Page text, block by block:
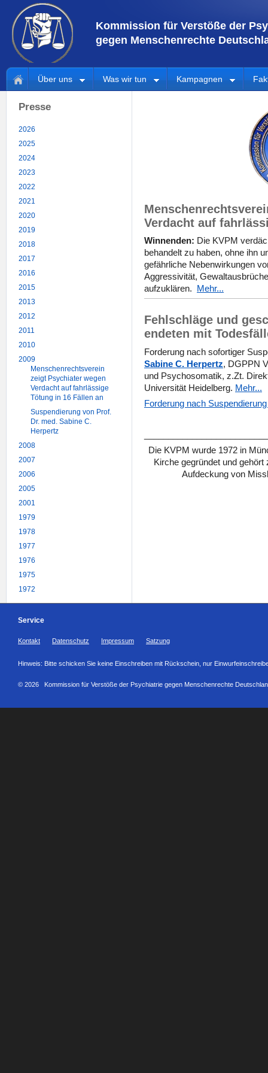
Kommission für Verstöße der
gegen Menschenrechte
Über uns Was wir tun Kampagnen
Presse
2026
2025
2024
2023
2022
2021
2020
2019
2018
2017
2016
2015
2013
2012
2011
2010
2009
Menschenrechtsverein
zeigt Psychiater wegen
Verdacht auf fahrlässige
Tötung in 16 Fällen an
Suspendierung von Prof.
Dr. med. Sabine C.
Herpertz
2008
2007
2006
2005
2001
1979
1978
1977
1976
1975
1972
Verdacht auf
Winnenden: Die KVPM
behandelt zu haben, ohne ihn
gefährliche Nebenwirkungen
Aggressivität,
aufzuklären. Mehr...
Fehlschläge und
endeten mit
Forderung nach sofortiger
Sabine C. Herpertz, DGPPN
und Psychosomatik, z.Zt.
Universität Heidelberg. Mehr...
Forderung nach
Die KVPM wurde 1972 in
Kirche gegründet und
Aufdeckung von
Service
Kontakt Datenschutz Impressum Satzung
Hinweis: Bitte schicken Sie keine Einschreiben mit Rückschein, nur
© 2026 Kommission für Verstöße der Psychiatrie gegen Menschenrechte